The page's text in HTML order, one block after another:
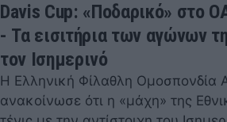
Davis Cup: «Ποδαρικό» στο
- Τα εισιτήρια των αγώνων
τον Ισημερινό
Η Ελληνική Φίλαθλη Ομοσπονδία
ανακοίνωσε ότι η «μάχη» της